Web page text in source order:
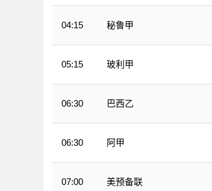
04:15 秘鲁甲
05:15 玻利甲
06:30 巴西乙
06:30 阿甲
07:00 美预备联